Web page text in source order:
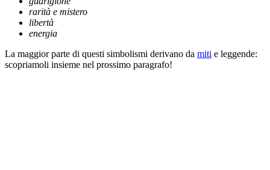
rarità e mistero
libertà
energia
La maggior parte di questi simbolismi derivano da miti e leggende:
scopriamoli insieme nel prossimo paragrafo!